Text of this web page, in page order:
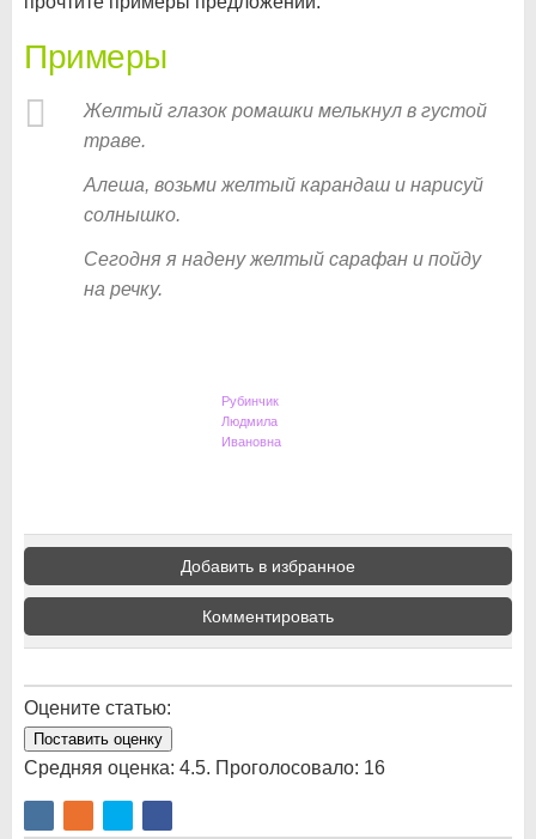
Примеры
Желтый глазок ромашки мелькнул в густой
траве.
Алеша, возьми желтый карандаш и нарисуй
солнышко.
Сегодня я надену желтый сарафан и пойду
на речку.
Рубинчик
Людмила
Ивановна
Добавить в избранное
Комментировать
Оцените статью:
Поставить оценку
Средняя оценка: 4.5. Проголосовало: 16